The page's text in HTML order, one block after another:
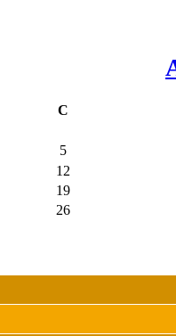
С
5
12
19
26